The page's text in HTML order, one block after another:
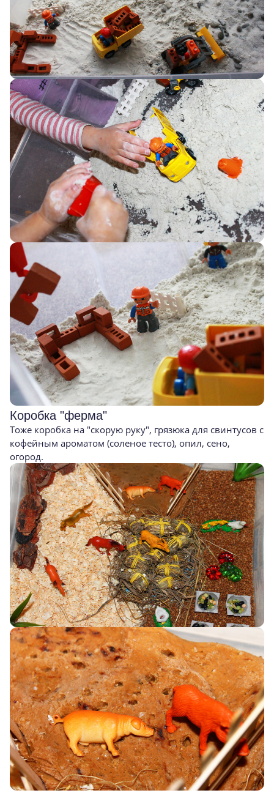
Коробка "ферма"
Тоже коробка на "скорую руку", грязюка для свинтусов с
кофейным ароматом (соленое тесто), опил, сено,
огород.